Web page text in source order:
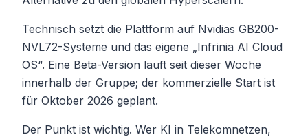
Technisch setzt die Plattform auf Nvidias GB200-
NVL72-Systeme und das eigene „Infrinia AI Cloud
OS“. Eine Beta-Version läuft seit dieser Woche
innerhalb der Gruppe; der kommerzielle Start ist
für Oktober 2026 geplant.
Der Punkt ist wichtig. Wer KI in Telekomnetzen,